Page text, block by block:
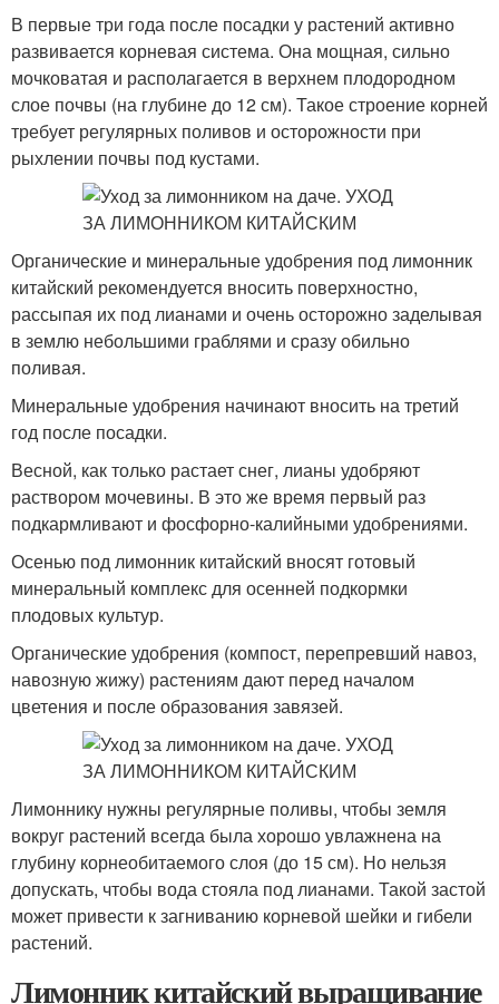
В первые три года после посадки у растений активно
развивается корневая система. Она мощная, сильно
мочковатая и располагается в верхнем плодородном
слое почвы (на глубине до 12 см). Такое строение корней
требует регулярных поливов и осторожности при
рыхлении почвы под кустами.
Органические и минеральные удобрения под лимонник
китайский рекомендуется вносить поверхностно,
рассыпая их под лианами и очень осторожно заделывая
в землю небольшими граблями и сразу обильно
поливая.
Минеральные удобрения начинают вносить на третий
год после посадки.
Весной, как только растает снег, лианы удобряют
раствором мочевины. В это же время первый раз
подкармливают и фосфорно-калийными удобрениями.
Осенью под лимонник китайский вносят готовый
минеральный комплекс для осенней подкормки
плодовых культур.
Органические удобрения (компост, перепревший навоз,
навозную жижу) растениям дают перед началом
цветения и после образования завязей.
Лимоннику нужны регулярные поливы, чтобы земля
вокруг растений всегда была хорошо увлажнена на
глубину корнеобитаемого слоя (до 15 см). Но нельзя
допускать, чтобы вода стояла под лианами. Такой застой
может привести к загниванию корневой шейки и гибели
растений.
Лимонник китайский выращивание